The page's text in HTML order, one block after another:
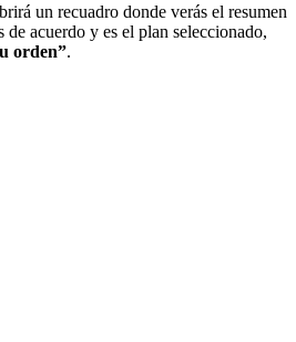
un recuadro donde verás el resumen
de acuerdo y es el plan seleccionado,
orden”.